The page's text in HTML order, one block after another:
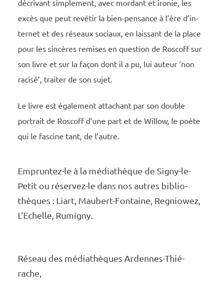
décri­­­­vant simple­­­­ment, avec mordant et ironie, les
excès que peut revê­­­­tir la bien-pensance à l’ère d’in­­­
ter­­­­net et des réseaux sociaux, en lais­­­­sant de la place
pour les sincères remises en ques­­­­tion de Roscoff sur
son livre et sur la façon dont il a pu, lui auteur ‘non
raci­­­­sé’, trai­­­­ter de son sujet.
Le livre est égale­­­­ment atta­­­­chant par son double
portrait de Roscoff d’une part et de Willow, le poète
qui le fascine tant, de l’autre.
Emprun­tez-le à la média­thèque de Signy-le-
Petit ou réser­vez-le dans nos autres biblio­
thèques : Liart, Maubert-Fontaine, Regnio­wez,
L’Echelle, Rumi­gny.
Réseau des média­thèques Ardennes-Thié­
rache,